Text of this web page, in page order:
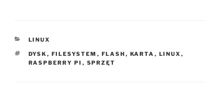
KATEGORIE
LINUX
TAGI
DYSK , FILESYSTEM , FLASH , KARTA , LINUX ,
RASPBERRY PI , SPRZĘT